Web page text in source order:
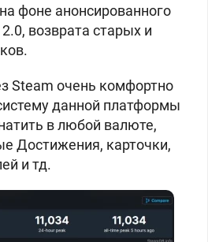
фоне анонсированного
возврата старых и
Steam очень комфортно
данной платформы
в любой валюте,
Достижения, карточки,
и тд.